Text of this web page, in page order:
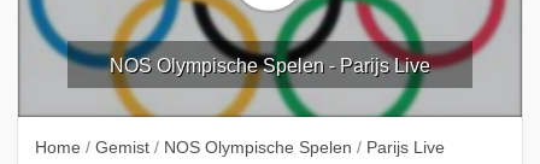
NOS Olympische Spelen - Parijs Live
Home / Gemist / NOS Olympische Spelen / Parijs Live